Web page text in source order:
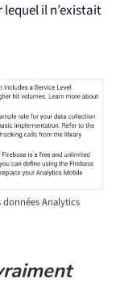
il n’existait
données Analytics